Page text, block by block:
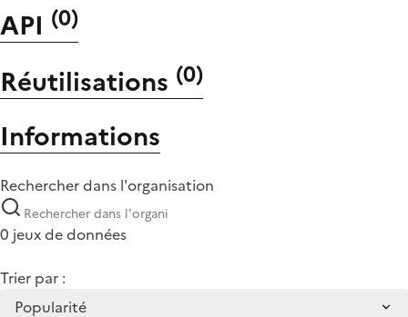
API (0)
Réutilisations (0)
Informations
Rechercher dans l'organisation
0 jeux de données
Trier par :